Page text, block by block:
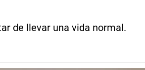
de llevar una vida normal.